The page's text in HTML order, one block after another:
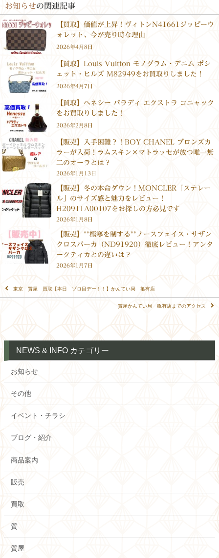
お知らせの関連記事
【買取】価値が上昇！ヴィトンN41661ジッピーウ
ォレット、今が売り時な理由
2026年4月8日
【買取】Louis Vuitton モノグラム・デニム ポシ
ェット・ヒルズ M82949をお買取りしました！
2026年4月7日
【買取】ヘネシー パラディ エクストラ コニャック
をお買取りしました！
2026年2月8日
【販売】入手困難？！BOY CHANEL ブロンズカ
ラーが入荷！ラムスキン×マトラッセが放つ唯一無
二のオーラとは？
2026年1月13日
【販売】冬の本命ダウン！MONCLER「ステレー
ル」のサイズ感と魅力をレビュー！
H20911A00107をお探しの方必見です
2026年1月8日
【販売】**極寒を制する**ノースフェイス・サザン
クロスパーカ（ND91920）徹底レビュー！アンタ
ークティカとの違いは？
2026年1月7日
東京 質屋 買取【本日 ゾロ目デー！！】かんてい局 亀有店
質屋かんてい局 亀有店までのアクセス
NEWS & INFO カテゴリー
お知らせ
その他
イベント・チラシ
ブログ・紹介
商品案内
販売
買取
質
質屋